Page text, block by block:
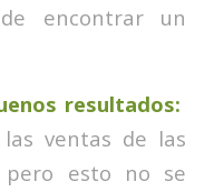
encontrar un
resultados:
ventas de las
pero esto no se